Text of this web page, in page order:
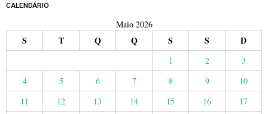
CALENDÁRIO
Maio 2026
S T Q Q S S D
1 2
3
4
5 6 7 8 9
10
11
12 13 14 15 16
17